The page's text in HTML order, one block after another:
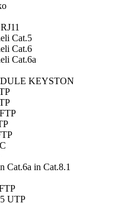
Cat.5
Cat.6
Cat.6a
KEYSTON
in Cat.8.1
UTP